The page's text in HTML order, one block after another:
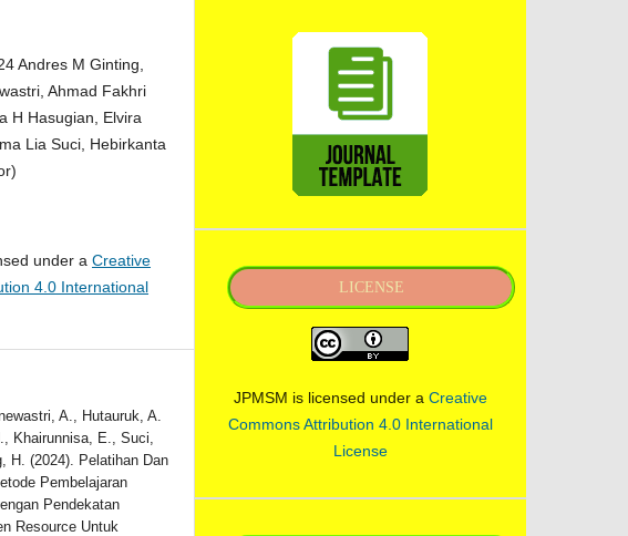
Andres M Ginting,
Ahmad Fakhri
H Hasugian, Elvira
Lia Suci, Hebirkanta
under aCreative
4.0 International
A., Hutauruk, A.
Khairunnisa, E., Suci,
H. (2024). Pelatihan Dan
Pembelajaran
Pendekatan
Resource Untuk
LICENSE
JPMSM is licensed under a Creative
Commons Attribution 4.0 International
License